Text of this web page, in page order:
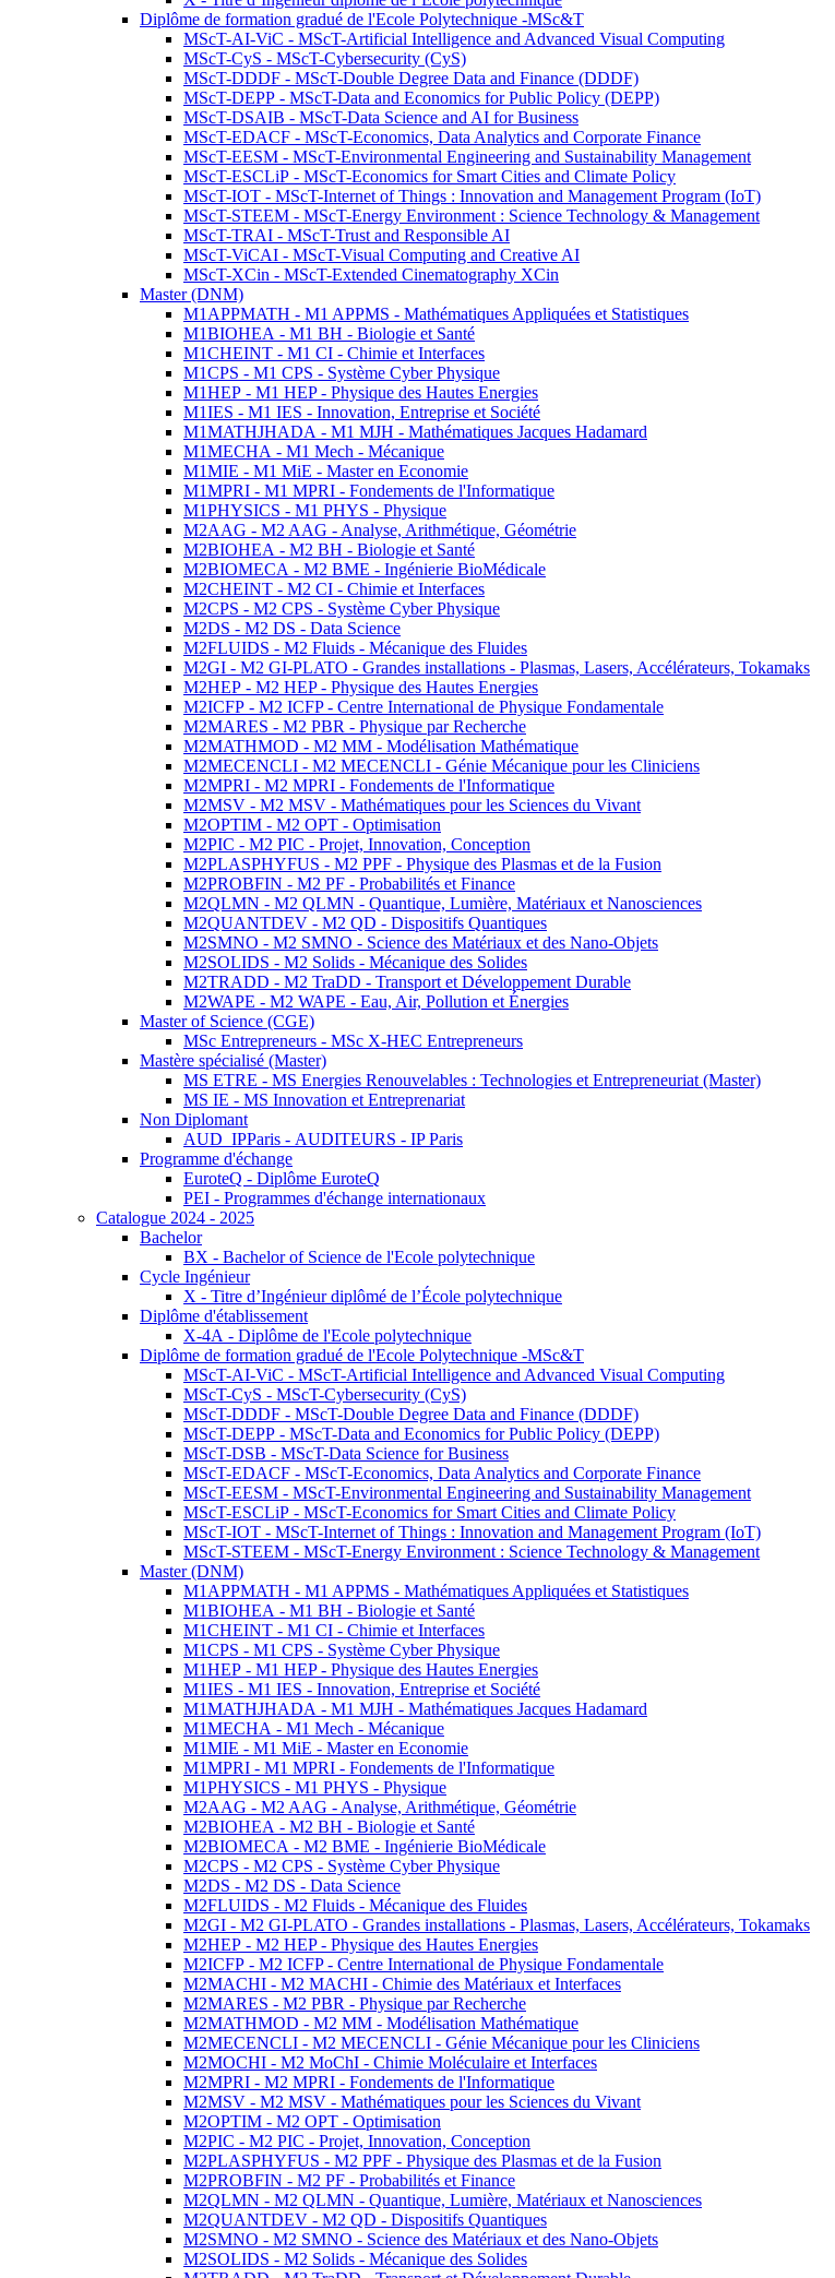
Diplôme de formation gradué de l'Ecole Polytechnique -MSc&T
MScT-AI-ViC - MScT-Artificial Intelligence and Advanced Visual Computing
MScT-CyS - MScT-Cybersecurity (CyS)
MScT-DDDF - MScT-Double Degree Data and Finance (DDDF)
MScT-DEPP - MScT-Data and Economics for Public Policy (DEPP)
MScT-DSAIB - MScT-Data Science and AI for Business
MScT-EDACF - MScT-Economics, Data Analytics and Corporate Finance
MScT-EESM - MScT-Environmental Engineering and Sustainability Management
MScT-ESCLiP - MScT-Economics for Smart Cities and Climate Policy
MScT-IOT - MScT-Internet of Things : Innovation and Management Program (IoT)
MScT-STEEM - MScT-Energy Environment : Science Technology & Management
MScT-TRAI - MScT-Trust and Responsible AI
MScT-ViCAI - MScT-Visual Computing and Creative AI
MScT-XCin - MScT-Extended Cinematography XCin
Master (DNM)
M1APPMATH - M1 APPMS - Mathématiques Appliquées et Statistiques
M1BIOHEA - M1 BH - Biologie et Santé
M1CHEINT - M1 CI - Chimie et Interfaces
M1CPS - M1 CPS - Système Cyber Physique
M1HEP - M1 HEP - Physique des Hautes Energies
M1IES - M1 IES - Innovation, Entreprise et Société
M1MATHJHADA - M1 MJH - Mathématiques Jacques Hadamard
M1MECHA - M1 Mech - Mécanique
M1MIE - M1 MiE - Master en Economie
M1MPRI - M1 MPRI - Fondements de l'Informatique
M1PHYSICS - M1 PHYS - Physique
M2AAG - M2 AAG - Analyse, Arithmétique, Géométrie
M2BIOHEA - M2 BH - Biologie et Santé
M2BIOMECA - M2 BME - Ingénierie BioMédicale
M2CHEINT - M2 CI - Chimie et Interfaces
M2CPS - M2 CPS - Système Cyber Physique
M2DS - M2 DS - Data Science
M2FLUIDS - M2 Fluids - Mécanique des Fluides
M2GI - M2 GI-PLATO - Grandes installations - Plasmas, Lasers, Accélérateurs, Tokamaks
M2HEP - M2 HEP - Physique des Hautes Energies
M2ICFP - M2 ICFP - Centre International de Physique Fondamentale
M2MARES - M2 PBR - Physique par Recherche
M2MATHMOD - M2 MM - Modélisation Mathématique
M2MECENCLI - M2 MECENCLI - Génie Mécanique pour les Cliniciens
M2MPRI - M2 MPRI - Fondements de l'Informatique
M2MSV - M2 MSV - Mathématiques pour les Sciences du Vivant
M2OPTIM - M2 OPT - Optimisation
M2PIC - M2 PIC - Projet, Innovation, Conception
M2PLASPHYFUS - M2 PPF - Physique des Plasmas et de la Fusion
M2PROBFIN - M2 PF - Probabilités et Finance
M2QLMN - M2 QLMN - Quantique, Lumière, Matériaux et Nanosciences
M2QUANTDEV - M2 QD - Dispositifs Quantiques
M2SMNO - M2 SMNO - Science des Matériaux et des Nano-Objets
M2SOLIDS - M2 Solids - Mécanique des Solides
M2TRADD - M2 TraDD - Transport et Développement Durable
M2WAPE - M2 WAPE - Eau, Air, Pollution et Énergies
Master of Science (CGE)
MSc Entrepreneurs - MSc X-HEC Entrepreneurs
Mastère spécialisé (Master)
MS ETRE - MS Energies Renouvelables : Technologies et Entrepreneuriat (Master)
MS IE - MS Innovation et Entreprenariat
Non Diplomant
AUD_IPParis - AUDITEURS - IP Paris
Programme d'échange
EuroteQ - Diplôme EuroteQ
PEI - Programmes d'échange internationaux
Catalogue 2024 - 2025
Bachelor
BX - Bachelor of Science de l'Ecole polytechnique
Cycle Ingénieur
X - Titre d’Ingénieur diplômé de l’École polytechnique
Diplôme d'établissement
X-4A - Diplôme de l'Ecole polytechnique
Diplôme de formation gradué de l'Ecole Polytechnique -MSc&T
MScT-AI-ViC - MScT-Artificial Intelligence and Advanced Visual Computing
MScT-CyS - MScT-Cybersecurity (CyS)
MScT-DDDF - MScT-Double Degree Data and Finance (DDDF)
MScT-DEPP - MScT-Data and Economics for Public Policy (DEPP)
MScT-DSB - MScT-Data Science for Business
MScT-EDACF - MScT-Economics, Data Analytics and Corporate Finance
MScT-EESM - MScT-Environmental Engineering and Sustainability Management
MScT-ESCLiP - MScT-Economics for Smart Cities and Climate Policy
MScT-IOT - MScT-Internet of Things : Innovation and Management Program (IoT)
MScT-STEEM - MScT-Energy Environment : Science Technology & Management
Master (DNM)
M1APPMATH - M1 APPMS - Mathématiques Appliquées et Statistiques
M1BIOHEA - M1 BH - Biologie et Santé
M1CHEINT - M1 CI - Chimie et Interfaces
M1CPS - M1 CPS - Système Cyber Physique
M1HEP - M1 HEP - Physique des Hautes Energies
M1IES - M1 IES - Innovation, Entreprise et Société
M1MATHJHADA - M1 MJH - Mathématiques Jacques Hadamard
M1MECHA - M1 Mech - Mécanique
M1MIE - M1 MiE - Master en Economie
M1MPRI - M1 MPRI - Fondements de l'Informatique
M1PHYSICS - M1 PHYS - Physique
M2AAG - M2 AAG - Analyse, Arithmétique, Géométrie
M2BIOHEA - M2 BH - Biologie et Santé
M2BIOMECA - M2 BME - Ingénierie BioMédicale
M2CPS - M2 CPS - Système Cyber Physique
M2DS - M2 DS - Data Science
M2FLUIDS - M2 Fluids - Mécanique des Fluides
M2GI - M2 GI-PLATO - Grandes installations - Plasmas, Lasers, Accélérateurs, Tokamaks
M2HEP - M2 HEP - Physique des Hautes Energies
M2ICFP - M2 ICFP - Centre International de Physique Fondamentale
M2MACHI - M2 MACHI - Chimie des Matériaux et Interfaces
M2MARES - M2 PBR - Physique par Recherche
M2MATHMOD - M2 MM - Modélisation Mathématique
M2MECENCLI - M2 MECENCLI - Génie Mécanique pour les Cliniciens
M2MOCHI - M2 MoChI - Chimie Moléculaire et Interfaces
M2MPRI - M2 MPRI - Fondements de l'Informatique
M2MSV - M2 MSV - Mathématiques pour les Sciences du Vivant
M2OPTIM - M2 OPT - Optimisation
M2PIC - M2 PIC - Projet, Innovation, Conception
M2PLASPHYFUS - M2 PPF - Physique des Plasmas et de la Fusion
M2PROBFIN - M2 PF - Probabilités et Finance
M2QLMN - M2 QLMN - Quantique, Lumière, Matériaux et Nanosciences
M2QUANTDEV - M2 QD - Dispositifs Quantiques
M2SMNO - M2 SMNO - Science des Matériaux et des Nano-Objets
M2SOLIDS - M2 Solids - Mécanique des Solides